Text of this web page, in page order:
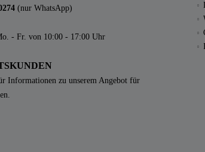
(nur WhatsApp)
- Fr. von 10:00 - 17:00 Uhr
Informationen zu unserem Angebot für